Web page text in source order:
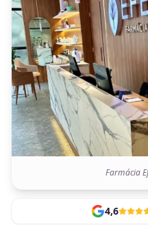
Farmácia
4,6